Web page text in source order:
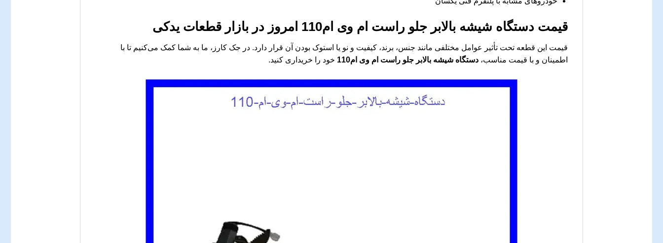
قیمت دستگاه شیشه بالابر جلو راست ام وی ام110 امروز در بازار قطعات یدکی
قیمت این قطعه تحت تأثیر عوامل مختلفی مانند جنس، برند، کیفیت و نو یا استوک بودن آن قرار دارد. در جک کارز، ما به شما کمک می‌کنیم تا با
اطمینان و با قیمت مناسب، دستگاه شیشه بالابر جلو راست ام وی ام110 خود را خریداری کنید.